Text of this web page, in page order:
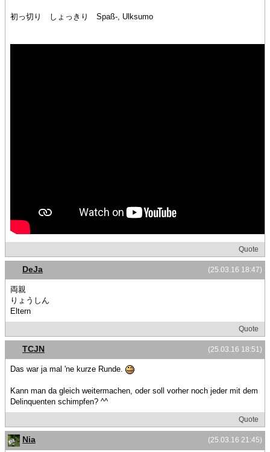
初っ切り しょっきり Spaß-, Ulksumo
Quote
(25.03.16 18:47)
DeJa
両親
りょうしん
Eltern
Quote
(25.03.16 18:51)
TCJN
Das war ja mal 'ne kurze Runde.
Kann man da gleich weitermachen, oder soll vorher noch jeder mit dem
Delinquenten schimpfen? ^^
Quote
(25.03.16 21:45)
Nia